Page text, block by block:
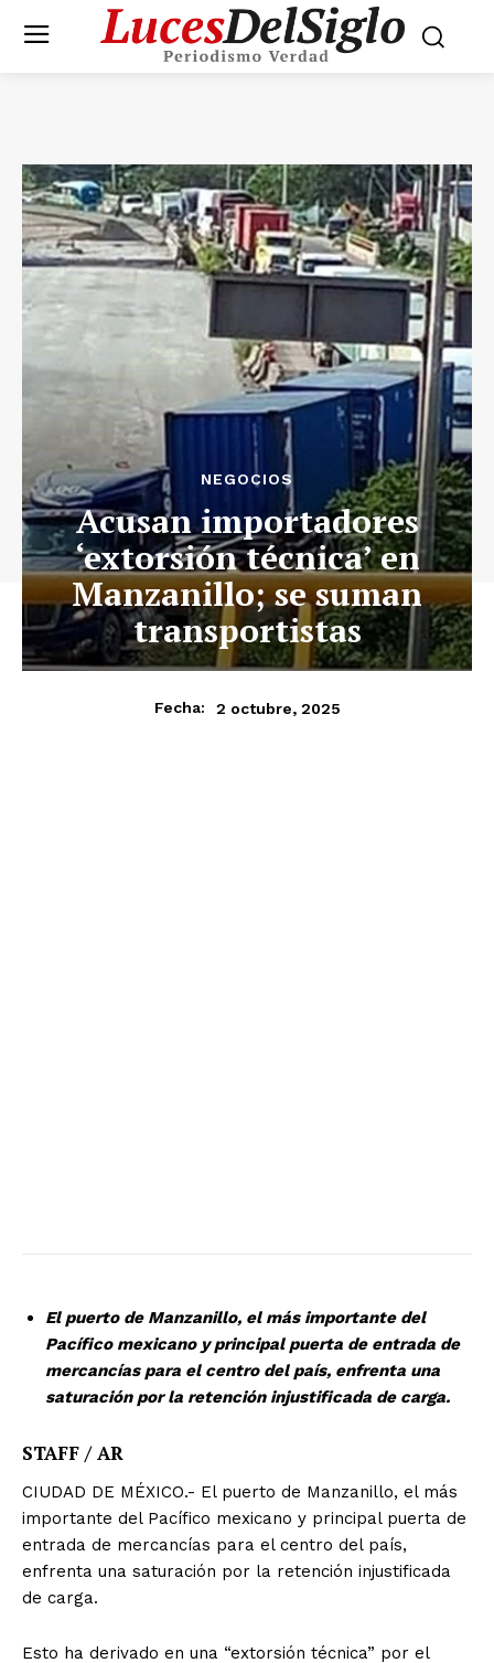
NEGOCIOS
Acusan importadores
‘extorsión técnica’ en
Manzanillo; se suman
transportistas
Fecha: 2 octubre, 2025
El puerto de Manzanillo, el más importante del
Pacífico mexicano y principal puerta de entrada de
mercancías para el centro del país, enfrenta una
saturación por la retención injustificada de carga.
STAFF / AR
CIUDAD DE MÉXICO.- El puerto de Manzanillo, el más
importante del Pacífico mexicano y principal puerta de
entrada de mercancías para el centro del país,
enfrenta una saturación por la retención injustificada
de carga.
Esto ha derivado en una “extorsión técnica” por el